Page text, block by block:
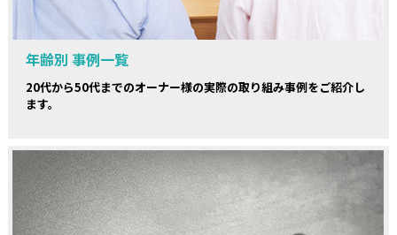
年齢別 事例一覧
20代から50代までのオーナー様の実際の取り組み事例をご紹介し
ます。